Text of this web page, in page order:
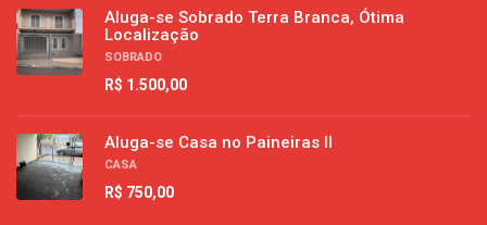
Aluga-se Sobrado Terra Branca, Ótima
Localização
SOBRADO
R$ 1.500,00
Aluga-se Casa no Paineiras II
CASA
R$ 750,00